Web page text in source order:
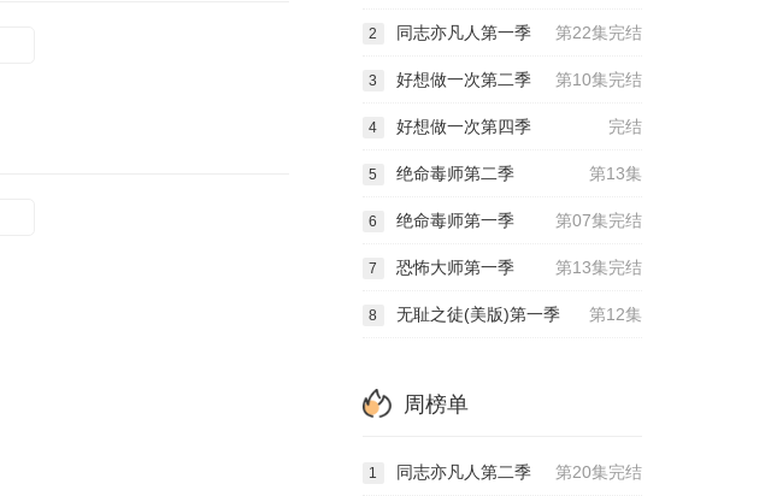
第22集完结
2 同志亦凡人第一季
第10集完结
3 好想做一次第二季
完结
4 好想做一次第四季
第13集
5 绝命毒师第二季
第07集完结
6 绝命毒师第一季
第13集完结
7 恐怖大师第一季
第12集
8 无耻之徒(美版)第一季
周榜单
第20集完结
1 同志亦凡人第二季